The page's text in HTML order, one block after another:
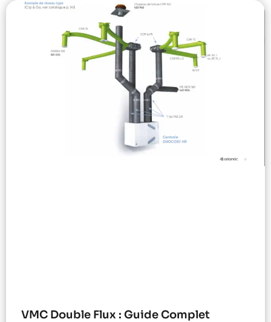
VMC Double Flux : Guide Complet